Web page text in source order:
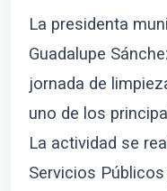
La presidenta
Guadalupe
jornada de
uno de los
La actividad se
Servicios